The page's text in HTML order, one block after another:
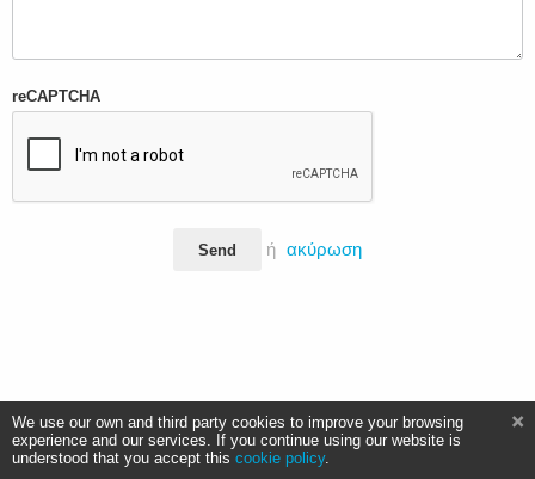
reCAPTCHA
Send ή ακύρωση
We use our own and third party cookies to improve your browsing
experience and our services. If you continue using our website is
understood that you accept this cookie policy.